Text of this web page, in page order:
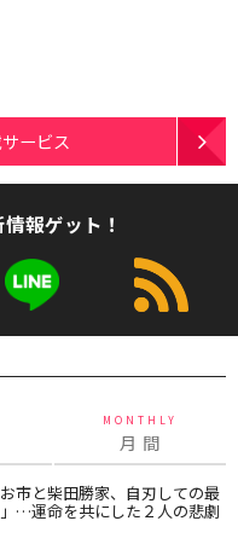
ービス
報ゲット！
MONTHLY
月 間
お市と柴田勝家、自刃しての最
…運命を共にした２人の悲劇